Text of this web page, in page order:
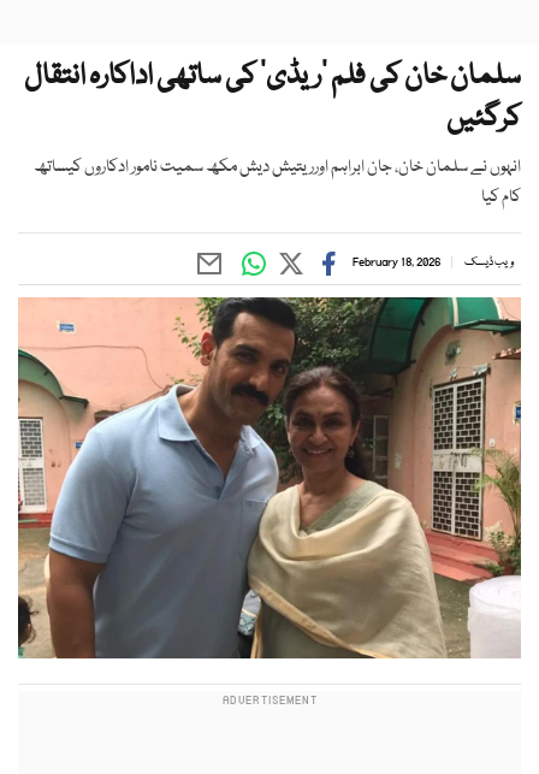
سلمان خان کی فلم ’ریڈی‘ کی ساتھی اداکارہ انتقال
کرگئیں
انہوں نے سلمان خان، جان ابراہم اورریتیش دیش مکھ سمیت نامور ادکاروں کیساتھ
کام کیا
ویب ڈیسک February 18, 2026